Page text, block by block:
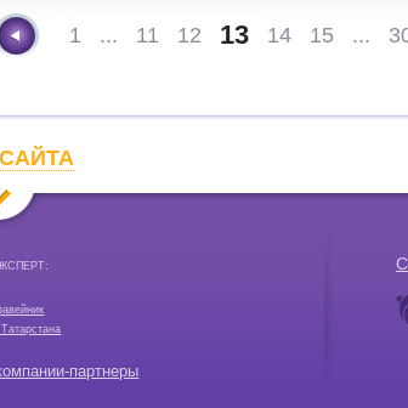
1 ... 11 12 13 14 15 ...
партнеры